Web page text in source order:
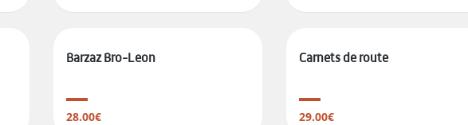
Barzaz Bro-Leon
28.00€
Carnets de route
29.00€